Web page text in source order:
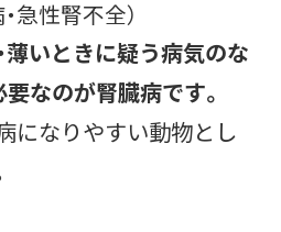
急性腎不全）
薄いときに疑う病気のな
なのが腎臓病です。
になりやすい動物とし